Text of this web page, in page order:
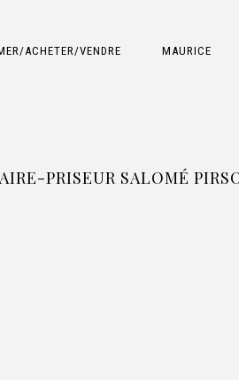
ACHETER/VENDRE MAURICE
PRISEUR SALOMÉ